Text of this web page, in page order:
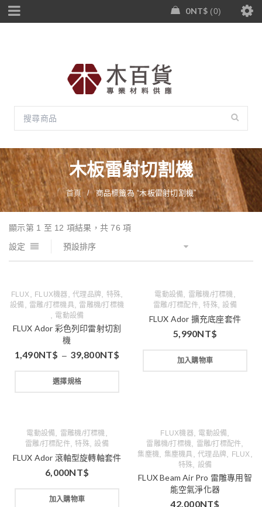
0NT$ 0
木板雷射切割機
首頁 / 商品標籤為 “木板雷射切割機”
顯示第 1 至 12 項結果，共 76 項
設定
預設排序
FLUX FLUX機器 ,代理品牌 特殊
設備 雷雕/打標機具, 雷雕機/打標機
電動設備
FLUX Ador 彩色列印雷射切割
機
1,490NT$ – 39,800NT$
選擇規格
電動設備 雷雕機/打標機
雷雕/打標配件,特殊, 設備
FLUX Ador 擴充底座套件
5,990NT$
加入購物車
電動設備 雷雕機/打標機
雷雕/打標配件,特殊, 設備
FLUX Ador 滾軸型旋轉軸套件
6,000NT$
加入購物車
FLUX機器, 電動設備
雷雕機/打標機 雷雕/打標配件
集塵機 集塵機具 代理品牌 FLUX
特殊 設備
FLUX Beam Air Pro 雷雕專用智
能空氣淨化器
42,000NT$